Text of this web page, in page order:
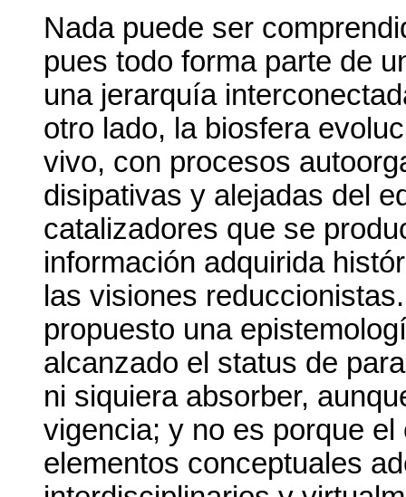
Nada puede ser
pues todo forma parte de
una jerarquía
otro lado, la biosfera
vivo, con procesos
disipativas y alejadas del
catalizadores que se
información adquirida
las visiones
propuesto una
alcanzado el status de
ni siquiera absorber,
vigencia; y no es porque
elementos conceptuales